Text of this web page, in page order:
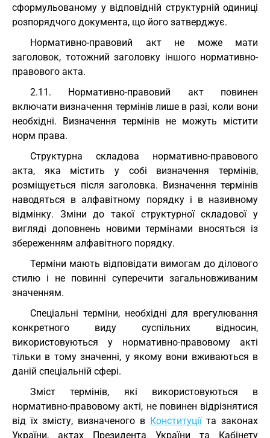
сформульованому у відповідній структурній одиниці
розпорядчого документа, що його затверджує.
Нормативно-правовий акт не може мати
заголовок, тотожний заголовку іншого нормативно-
правового акта.
2.11. Нормативно-правовий акт повинен
включати визначення термінів лише в разі, коли вони
необхідні. Визначення термінів не можуть містити
норм права.
Структурна складова нормативно-правового
акта, яка містить у собі визначення термінів,
розміщується після заголовка. Визначення термінів
наводяться в алфавітному порядку і в називному
відмінку. Зміни до такої структурної складової у
вигляді доповнень новими термінами вносяться із
збереженням алфавітного порядку.
Терміни мають відповідати вимогам до ділового
стилю і не повинні суперечити загальновживаним
значенням.
Спеціальні терміни, необхідні для врегулювання
конкретного виду суспільних відносин,
використовуються у нормативно-правовому акті
тільки в тому значенні, у якому вони вживаються в
даній спеціальній сфері.
Зміст термінів, які використовуються в
нормативно-правовому акті, не повинен відрізнятися
від їх змісту, визначеного в Конституціїта законах
України, актах Президента України та Кабінету